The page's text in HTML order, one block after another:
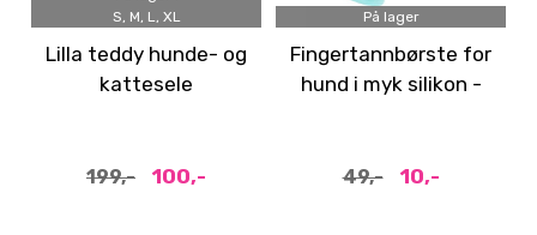
S, M, L, XL
Lilla teddy hunde- og
kattesele
199,- 100,-
På lager
Fingertannbørste for
hund i myk silikon -
49,- 10,-